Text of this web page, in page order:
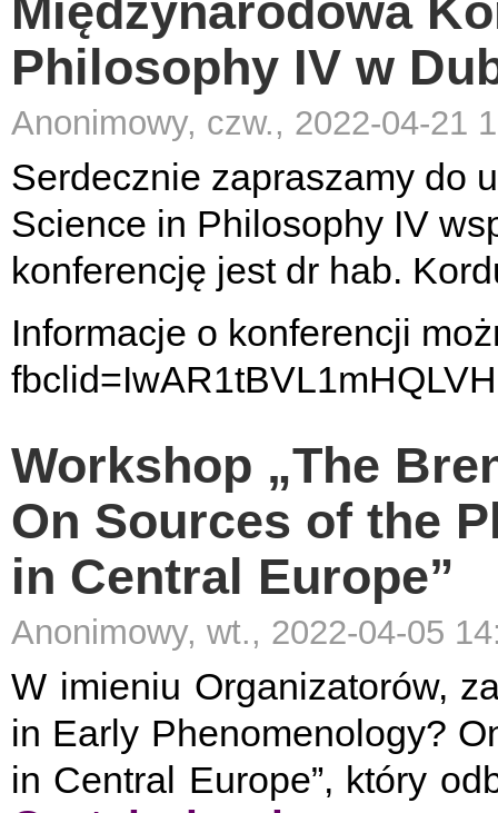
Międzynarodowa
Philosophy IV w
Anonimowy, czw., 2022-04-21
Serdecznie zapraszamy do
Science in Philosophy IV
konferencję jest dr hab.
Informacje o konferencji
Workshop „The
On Sources of the
in Central Europe”
Anonimowy, wt., 2022-04-05
W imieniu Organizatorów,
in Early Phenomenology?
in Central Europe”, który